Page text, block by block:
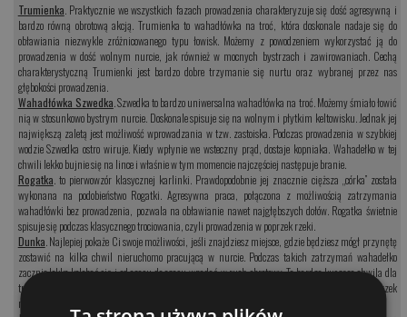
Trumienka . Praktycznie we wszystkich fazach prowadzenia charakteryzuje się dość agresywną i
bardzo równą obrotową akcją. Trumienka to wahadłówka na troć, która doskonale nadaje się do
obławiania niezwykle zróżnicowanego typu łowisk. Możemy z powodzeniem wykorzystać ją do
prowadzenia w dość wolnym nurcie, jak również w mocnych bystrzach i zawirowaniach. Cechą
charakterystyczną Trumienki jest bardzo dobre trzymanie się nurtu oraz wybranej przez nas
głębokości prowadzenia.
Wahadłówka Szwedka . Szwedka to bardzo uniwersalna wahadłówka na troć. Możemy śmiało łowić
nią w stosunkowo bystrym nurcie. Doskonale spisuje się na wolnym i płytkim keltowisku. Jednak jej
największą zaletą jest możliwość wprowadzania w tzw. zastoiska. Podczas prowadzenia w szybkiej
wodzie Szwedka ostro wiruje. Kiedy wpłynie we wsteczny prąd, dostaje kopniaka. Wahadełko w tej
chwili lekko bujnie się na lince i właśnie w tym momencie najczęściej następuje branie.
Rogatka . to pierwowzór klasycznej karlinki. Prawdopodobnie jej znacznie cięższa „córka” została
wykonana na podobieństwo Rogatki. Agresywna praca, połączona z możliwością zatrzymania
wahadłówki bez prowadzenia, pozwala na obławianie nawet najgłębszych dołów. Rogatka świetnie
spisuje się podczas klasycznego trociowania, czyli prowadzenia w poprzek rzeki.
Dunka . Najlepiej pokaże Ci swoje możliwości, jeśli znajdziesz miejsce, gdzie będziesz mógł przynętę
zostawić na kilka chwil nieruchomo pracującą w nurcie. Podczas takich zatrzymań wahadełko
zacznie lekko kolebać się i od czasu do czasu wpadać w ruch obrotowy. To bardzo kusząca chwila dla
troci. Dunka to świetna blaszka do tradycyjnego obławiania rzeki, gdy wykonujemy rzuty w poprzek
nurtu i sprowadzamy blaszkę na napiętej lince w dół rzeki.